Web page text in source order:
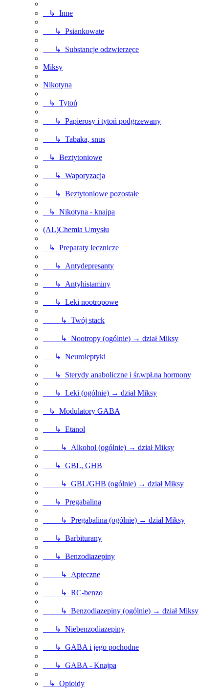
↳ Inne
↳ Psiankowate
↳ Substancje odzwierzęce
Miksy
Nikotyna
↳ Tytoń
↳ Papierosy i tytoń podgrzewany
↳ Tabaka, snus
↳ Beztytoniowe
↳ Waporyzacja
↳ Beztytoniowe pozostałe
↳ Nikotyna - knajpa
(AL)Chemia Umysłu
↳ Preparaty lecznicze
↳ Antydepresanty
↳ Antyhistaminy
↳ Leki nootropowe
↳ Twój stack
↳ Nootropy (ogólnie) → dział Miksy
↳ Neuroleptyki
↳ Sterydy anaboliczne i śr.wpł.na hormony
↳ Leki (ogólnie) → dział Miksy
↳ Modulatory GABA
↳ Etanol
↳ Alkohol (ogólnie) → dział Miksy
↳ GBL, GHB
↳ GBL/GHB (ogólnie) → dział Miksy
↳ Pregabalina
↳ Pregabalina (ogólnie) → dział Miksy
↳ Barbiturany
↳ Benzodiazepiny
↳ Apteczne
↳ RC-benzo
↳ Benzodiazepiny (ogólnie) → dział Miksy
↳ Niebenzodiazepiny
↳ GABA i jego pochodne
↳ GABA - Knajpa
↳ Opioidy